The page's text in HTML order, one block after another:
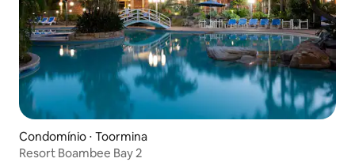
Condomínio ⋅ Toormina
Resort Boambee Bay 2